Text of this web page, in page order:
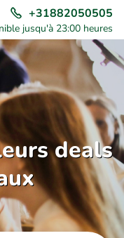
+31882050505
jusqu'à 23:00 heures
deals